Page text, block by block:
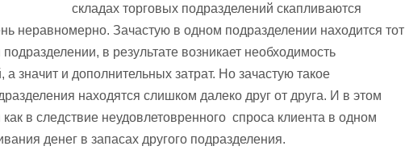
складах торговых подразделений скапливаются
неравномерно. Зачастую в одном подразделении находится тот
в результате возникает необходимость
значит и дополнительных затрат. Но зачастую такое
находятся слишком далеко друг от друга. И в этом
в следствие неудовлетовренного спроса клиента в одном
денег в запасах другого подразделения.